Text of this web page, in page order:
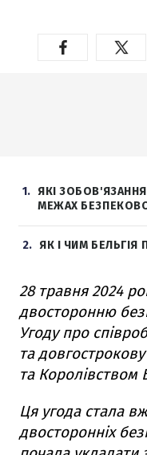
1
ЯКІ
МЕЖАХ
2 ЯК І ЧИМ БЕЛЬГІЯ
28 травня 2024
двосторонню
Угоду про
та
та Королівством
Ця угода стала
двосторонніх